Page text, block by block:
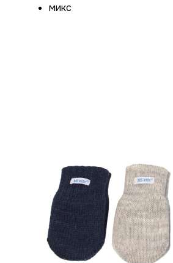
микс